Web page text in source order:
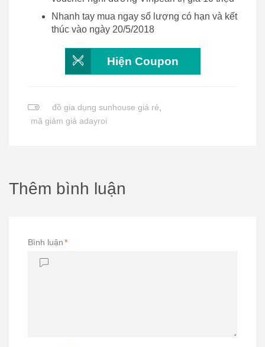
Nhanh tay mua ngay số lượng có hạn và kết
thúc vào ngày 20/5/2018
Hiện Coupon
đồ gia dụng sunhouse giá rẻ,
mã giảm giá adayroi
Thêm bình luận
Bình luận*